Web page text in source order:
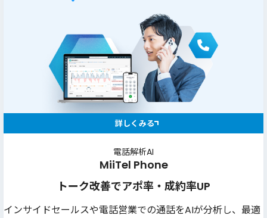
詳しくみる
電話解析AI
MiiTel Phone
トーク改善でアポ率・成約率UP
インサイドセールスや電話営業での通話をAIが分析し、最適